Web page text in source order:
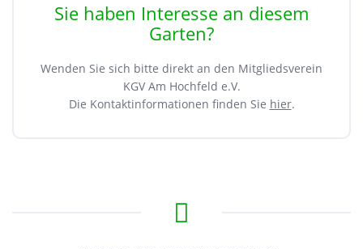
Sie haben Interesse an diesem
Garten?
Wenden Sie sich bitte direkt an den Mitgliedsverein
KGV Am Hochfeld e.V.
Die Kontaktinformationen finden Sie hier.